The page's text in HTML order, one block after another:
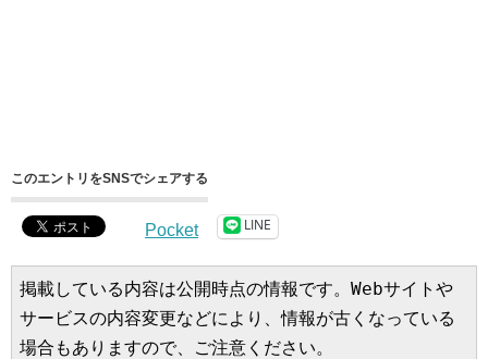
このエントリをSNSでシェアする
Pocket LINE
掲載している内容は公開時点の情報です。Webサイトや
サービスの内容変更などにより、情報が古くなっている
場合もありますので、ご注意ください。